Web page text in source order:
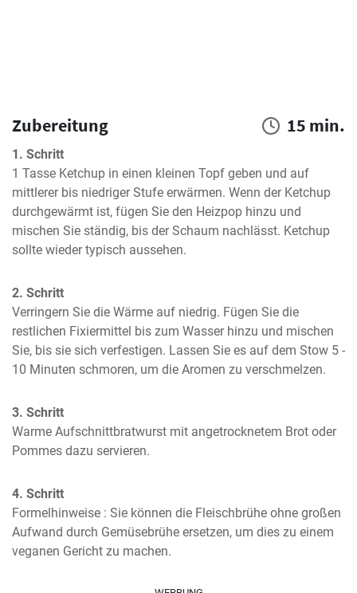
Zubereitung 15 min.
1. Schritt
1 Tasse Ketchup in einen kleinen Topf geben und auf
mittlerer bis niedriger Stufe erwärmen. Wenn der Ketchup
durchgewärmt ist, fügen Sie den Heizpop hinzu und
mischen Sie ständig, bis der Schaum nachlässt. Ketchup
sollte wieder typisch aussehen.
2. Schritt
Verringern Sie die Wärme auf niedrig. Fügen Sie die
restlichen Fixiermittel bis zum Wasser hinzu und mischen
Sie, bis sie sich verfestigen. Lassen Sie es auf dem Stow 5 -
10 Minuten schmoren, um die Aromen zu verschmelzen.
3. Schritt
Warme Aufschnittbratwurst mit angetrocknetem Brot oder
Pommes dazu servieren.
4. Schritt
Formelhinweise : Sie können die Fleischbrühe ohne großen
Aufwand durch Gemüsebrühe ersetzen, um dies zu einem
veganen Gericht zu machen.